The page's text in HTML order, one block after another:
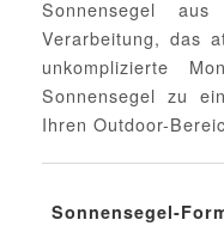
Sonnensegel
Verarbeitung, das
unkomplizierte
Sonnensegel zu
Ihren Outdoor-
Sonnensegel-